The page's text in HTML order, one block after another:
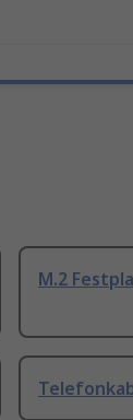
M.2